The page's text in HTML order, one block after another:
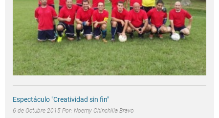
Espectáculo "Creatividad sin fin"
6 de Octubre 2015 Por: Noemy Chinchilla Bravo